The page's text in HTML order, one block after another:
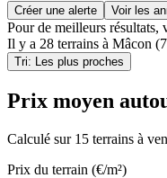
Créer une alerte Voir les
Pour de meilleurs résultats,
Il y a 28 terrains à Mâcon
Tri: Les plus proches
Prix moyen
Calculé sur 15 terrains à
Prix du terrain (€/m²)